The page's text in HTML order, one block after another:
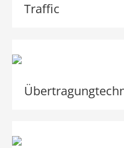
Traffic